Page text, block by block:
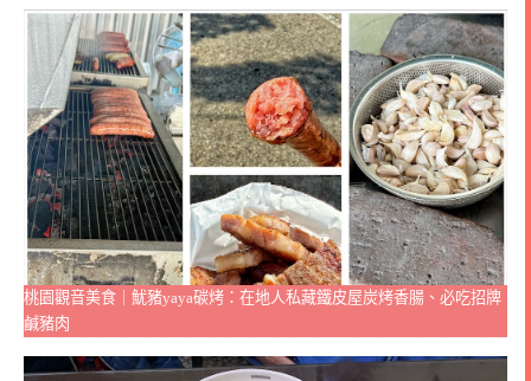
桃園觀音美食｜魷豬yaya碳烤：在地人私藏鐵皮屋炭烤香腸、必吃招牌
鹹豬肉